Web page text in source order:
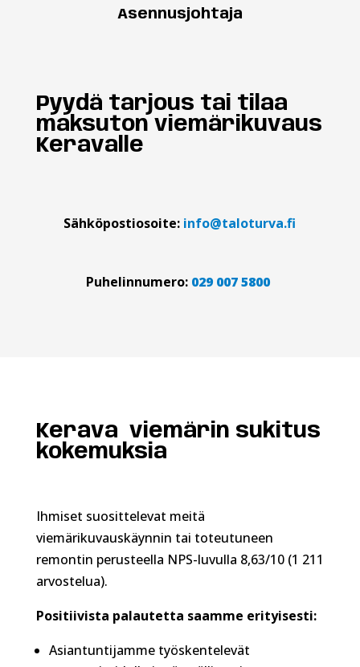
Asennusjohtaja
Pyydä tarjous tai tilaa
maksuton viemärikuvaus
Keravalle
Sähköpostiosoite: info@taloturva.fi
Puhelinnumero: 029 007 5800
Kerava viemärin sukitus
kokemuksia
Ihmiset suosittelevat meitä
viemärikuvauskäynnin tai toteutuneen
remontin perusteella NPS-luvulla 8,63/10 (1 211
arvostelua).
Positiivista palautetta saamme erityisesti:
Asiantuntijamme työskentelevät